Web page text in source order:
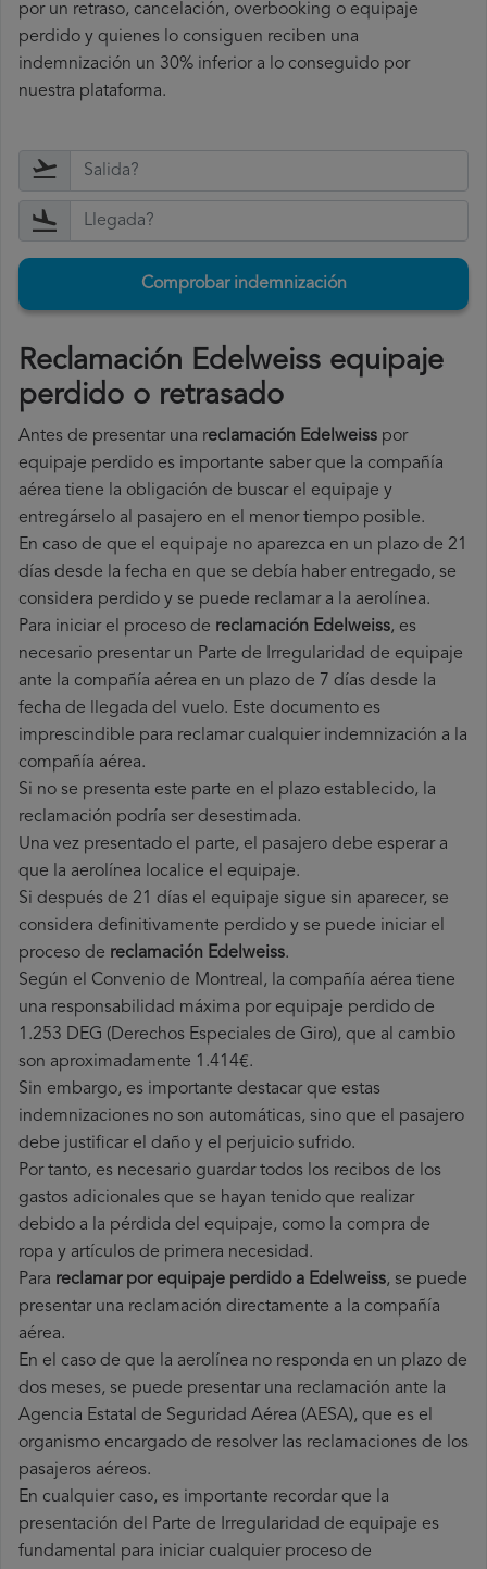
por un retraso, cancelación, overbooking o equipaje
perdido y quienes lo consiguen reciben una
indemnización un 30% inferior a lo conseguido por
nuestra plataforma.
Comprobar indemnización
Reclamación Edelweiss equipaje
perdido o retrasado
Antes de presentar una reclamación Edelweiss por
equipaje perdido es importante saber que la compañía
aérea tiene la obligación de buscar el equipaje y
entregárselo al pasajero en el menor tiempo posible.
En caso de que el equipaje no aparezca en un plazo de 21
días desde la fecha en que se debía haber entregado, se
considera perdido y se puede reclamar a la aerolínea.
Para iniciar el proceso de reclamación Edelweiss, es
necesario presentar un Parte de Irregularidad de equipaje
ante la compañía aérea en un plazo de 7 días desde la
fecha de llegada del vuelo. Este documento es
imprescindible para reclamar cualquier indemnización a la
compañía aérea.
Si no se presenta este parte en el plazo establecido, la
reclamación podría ser desestimada.
Una vez presentado el parte, el pasajero debe esperar a
que la aerolínea localice el equipaje.
Si después de 21 días el equipaje sigue sin aparecer, se
considera definitivamente perdido y se puede iniciar el
proceso de reclamación Edelweiss.
Según el Convenio de Montreal, la compañía aérea tiene
una responsabilidad máxima por equipaje perdido de
1.253 DEG (Derechos Especiales de Giro), que al cambio
son aproximadamente 1.414€.
Sin embargo, es importante destacar que estas
indemnizaciones no son automáticas, sino que el pasajero
debe justificar el daño y el perjuicio sufrido.
Por tanto, es necesario guardar todos los recibos de los
gastos adicionales que se hayan tenido que realizar
debido a la pérdida del equipaje, como la compra de
ropa y artículos de primera necesidad.
Para reclamar por equipaje perdido a Edelweiss, se puede
presentar una reclamación directamente a la compañía
aérea.
En el caso de que la aerolínea no responda en un plazo de
dos meses, se puede presentar una reclamación ante la
Agencia Estatal de Seguridad Aérea (AESA), que es el
organismo encargado de resolver las reclamaciones de los
pasajeros aéreos.
En cualquier caso, es importante recordar que la
presentación del Parte de Irregularidad de equipaje es
fundamental para iniciar cualquier proceso de